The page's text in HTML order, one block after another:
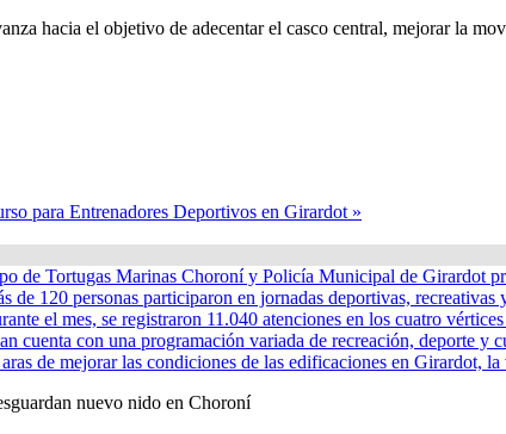
hacia el objetivo de adecentar el casco central, mejorar la
para Entrenadores Deportivos en Girardot »
de Tortugas Marinas Choroní y Policía Municipal de Girardot
de 120 personas participaron en jornadas deportivas, recreativas
el mes, se registraron 11.040 atenciones en los cuatro
cuenta con una programación variada de recreación, deporte y
de mejorar las condiciones de las edificaciones en Girardot, la